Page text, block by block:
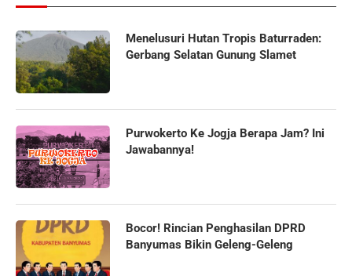
Menelusuri Hutan Tropis Baturraden:
Gerbang Selatan Gunung Slamet
Purwokerto Ke Jogja Berapa Jam? Ini
Jawabannya!
Bocor! Rincian Penghasilan DPRD
Banyumas Bikin Geleng-Geleng